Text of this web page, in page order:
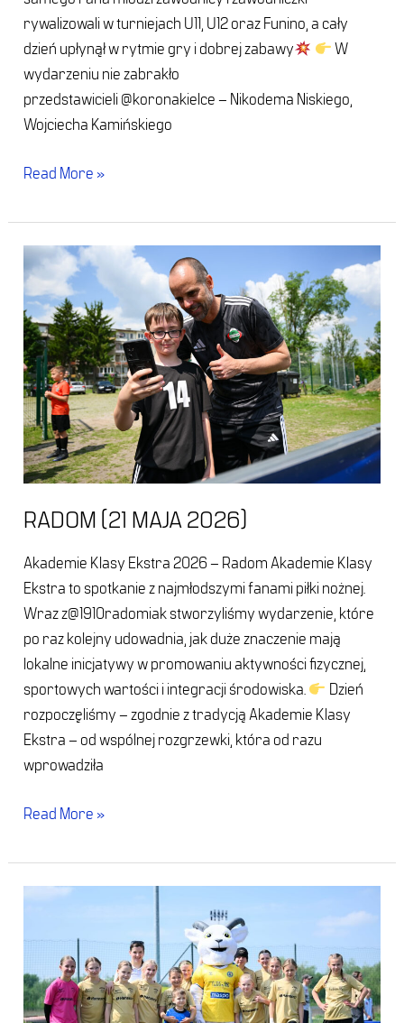
rywalizowali w turniejach U11, U12 oraz Funino, a cały
dzień upłynął w rytmie gry i dobrej zabawy
W
wydarzeniu nie zabrakło
przedstawicieli @koronakielce – Nikodema Niskiego,
Wojciecha Kamińskiego
Read More »
RADOM (21 MAJA 2026)
Akademie Klasy Ekstra 2026 – Radom Akademie Klasy
Ekstra to spotkanie z najmłodszymi fanami piłki nożnej.
Wraz z@1910radomiak stworzyliśmy wydarzenie, które
po raz kolejny udowadnia, jak duże znaczenie mają
lokalne inicjatywy w promowaniu aktywności fizycznej,
sportowych wartości i integracji środowiska.
Dzień
rozpoczęliśmy – zgodnie z tradycją Akademie Klasy
Ekstra – od wspólnej rozgrzewki, która od razu
wprowadziła
Radom
(21
maja
2026)
Read More »
Lublin
2026)